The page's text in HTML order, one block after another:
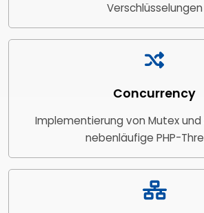
Verschlüsselungen
Concurrency
Implementierung von Mutex
nebenläufige PHP-